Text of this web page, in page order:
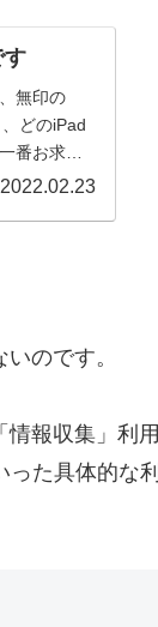
す
無印の
どのiPad
番お求め
2022.02.23
のです。
報収集」利用
た具体的な利